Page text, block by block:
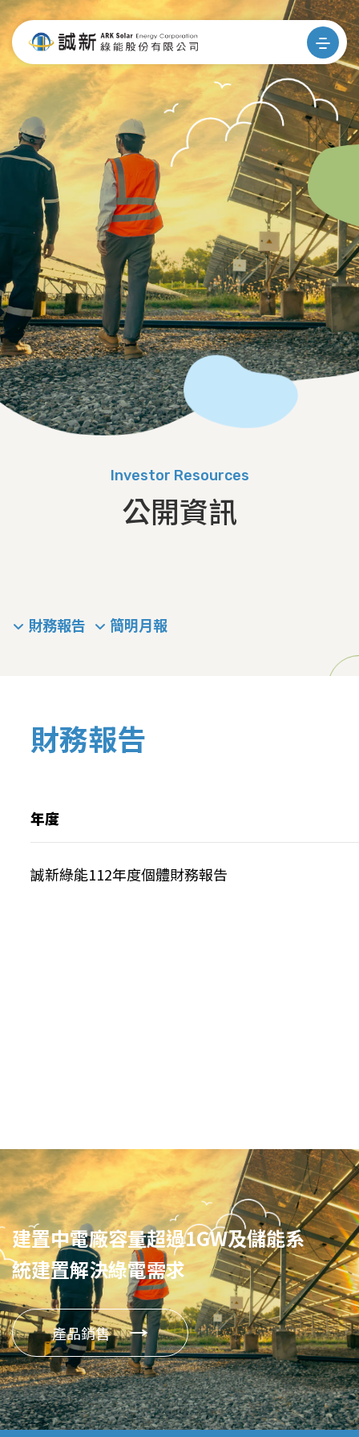
聯絡我們
Investor Resources
公開資訊
財務報告 簡明月報
財務報告
年度
誠新綠能112年度個體財務報告
建置中電廠容量超過1GW及儲能系
統建置解決綠電需求
產品銷售